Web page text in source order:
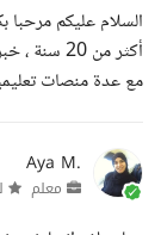
السلام عليكم
مع عدة منصات
Aya M.
معلم